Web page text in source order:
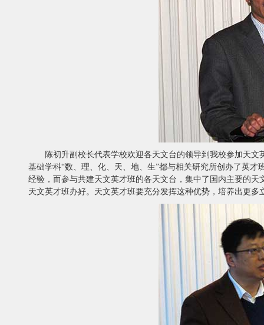
陈初升副校长代表学校欢迎各天文台的领导到我校参加天
基础学科“数、理、化、天、地、生”都与相关研究所创办了英
经验，而参与共建天文英才班的各天文台，集中了国内主要的
天文英才班办好。天文英才班要充分发挥这种优势，培养出更